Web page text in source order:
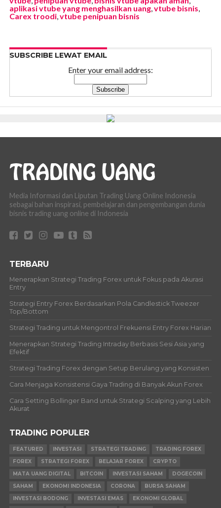
aplikasi vtube yang menghasilkan uang,vtube bisnis,
Carex troodi,vtube penipuan bisnis
SUBSCRIBE LEWAT EMAIL
Enter your email address:
Media Informasi dan Liputan Trading Uang Online Indonesia
sebagai bahan inspirasi, pembelajaran dan pengembangan dunia
bisnis trading uang online di Indonesia
TERBARU
Menerapkan Strategi Trading Forex untuk Fokus pada Akurasi
Entry
Strategi Entry Forex Berdasarkan Pola Candlestick Tweezer
Top/Bottom
Strategi Trading untuk Mengontrol Frekuensi Entry Forex Harian
Menerapkan Strategi Trading Intraday Berbasis Sesi Asia yang
Efektif
Strategi Trading Forex dengan Setup Berulang yang Konsisten
Cara Menjaga Konsistensi Gaya Trading di Banyak Akun Forex
Cara Setting Bollinger Band untuk Strategi Scalping yang Lebih
Akurat
TRADING POPULER
FEATURED INVESTASI STRATEGI TRADING
TRADING FOREX
FOREX
STRATEGI FOREX BELAJAR FOREX
CRYPTO
MATA UANG DIGITAL
BITCOIN INVESTASI SAHAM
DOGECOIN
SAHAM
EKONOMI INDONESIA CORONA
BURSA SAHAM
INVESTASI BODONG
INVESTASI EMAS
EKONOMI GLOBAL